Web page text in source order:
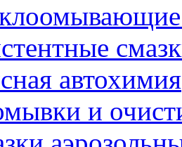
автохимия
и